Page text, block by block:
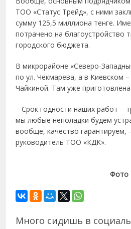
ТОО «Статус Трейд», с ними
сумму 125,5 миллиона тенге.
потрачено на благоустройство
городского бюджета.
В микрорайоне «Северо-
по ул. Чекмарева, а в Киевском
Чайкиной. Там уже
– Срок годности наших работ –
мы любые неполадки будем
вообще, качество гарантируем,
руководитель ТОО «КДК».
Фото
Много сидишь в